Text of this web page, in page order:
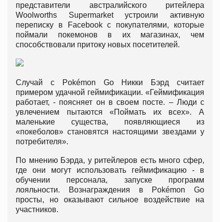
представители австралийского ритейлера
Woolworths Supermarket устроили активную
переписку в Facebook с покупателями, которые
поймали покемонов в их магазинах, чем
способствовали притоку новых посетителей.
Случай с Pokémon Go Никки Бэрд считает
примером удачной геймификации. «Геймификация
работает, - поясняет он в своем посте. – Люди с
увлечением пытаются «Поймать их всех». А
маленькие существа, появляющиеся из
«покеболов» становятся настоящими звездами у
потребителя».
По мнению Бэрда, у ритейлеров есть много сфер,
где они могут использовать геймификацию - в
обучении персонала, запуске программ
лояльности. Вознаграждения в Pokémon Go
просты, но оказывают сильное воздействие на
участников.